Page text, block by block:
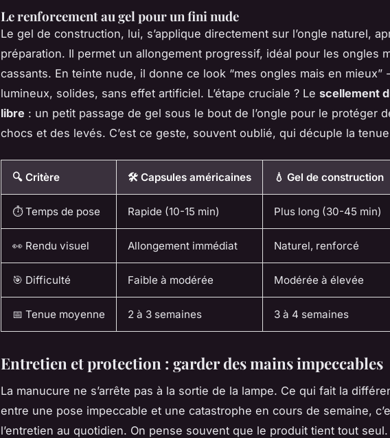
Le renforcement au gel pour un fini nude
Le gel de construction, lui, s’applique directement sur l’ongle naturel,
préparation. Il permet un allongement progressif, idéal pour les ongles
cassants. En teinte nude, il donne ce look “mes ongles mais en mieux” -
lumineux, solides, sans effet artificiel. L’étape cruciale ? Le scellement
libre : un petit passage de gel sous le bout de l’ongle pour le protéger
chocs et des levés. C’est ce geste, souvent oublié, qui décuple la
🔍 Critère 🛠️ Capsules américaines 💧 Gel de construction
⏱️ Temps de pose Rapide (10-15 min) Plus long (30-45 min)
👀 Rendu visuel Allongement immédiat Naturel, renforcé
🎯 Difficulté Faible à modérée Modérée à élevée
📅 Tenue moyenne 2 à 3 semaines 3 à 4 semaines
Entretien et protection : garder des mains impeccables
La manucure ne s’arrête pas à la sortie de la lampe. Ce qui fait la
entre une pose impeccable et une catastrophe en cours de semaine,
l’entretien au quotidien. On pense souvent que le produit tient tout seul.